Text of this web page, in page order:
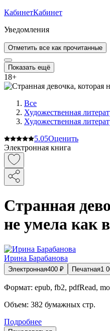
КабинетКабинет
Уведомления
Отметить все как прочитанные
Показать ещё
18+
Все
Художественная
Художественная
5.05Оценить
Электронная книга
Странная
не умела как
Ирина Барабанова
Электронная400 ₽ Печатная1
Формат: epub, fb2, pdfRead,
Объем: 382 бумажных стр.
Подробнее